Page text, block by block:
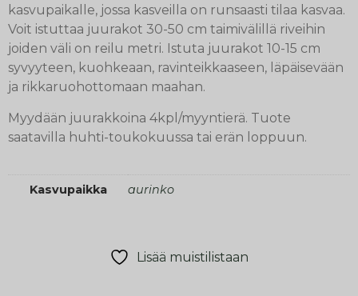
kasvupaikalle, jossa kasveilla on runsaasti tilaa kasvaa.
Voit istuttaa juurakot 30-50 cm taimivälillä riveihin
joiden väli on reilu metri. Istuta juurakot 10-15 cm
syvyyteen, kuohkeaan, ravinteikkaaseen, läpäisevään
ja rikkaruohottomaan maahan.
Myydään juurakkoina 4kpl/myyntierä. Tuote
saatavilla huhti-toukokuussa tai erän loppuun.
Kasvupaikka aurinko
Lisää muistilistaan